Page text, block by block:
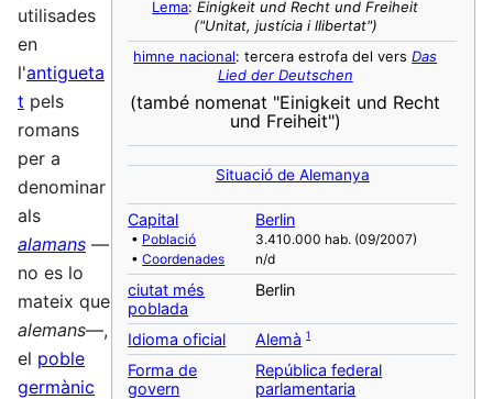
Lema:Einigkeit und Recht und Freiheit
("Unitat, justícia i llibertat")
himne nacional: tercera estrofa del versDas
Lied der Deutschen
(també nomenat "Einigkeit und Recht
und Freiheit")
Situació de Alemanya
Capital
• Població
•Coordenades
Berlin
3.410.000 hab. (09/2007)
n/d
ciutat més
poblada
Berlin
Idioma oficial Alemà 1
Forma de
govern
República federal
parlamentaria
utilisades
en
l'antigueta
t pels
romans
per a
denominar
als
alamans —
no es lo
mateix que
alemans—,
el poble
germànic